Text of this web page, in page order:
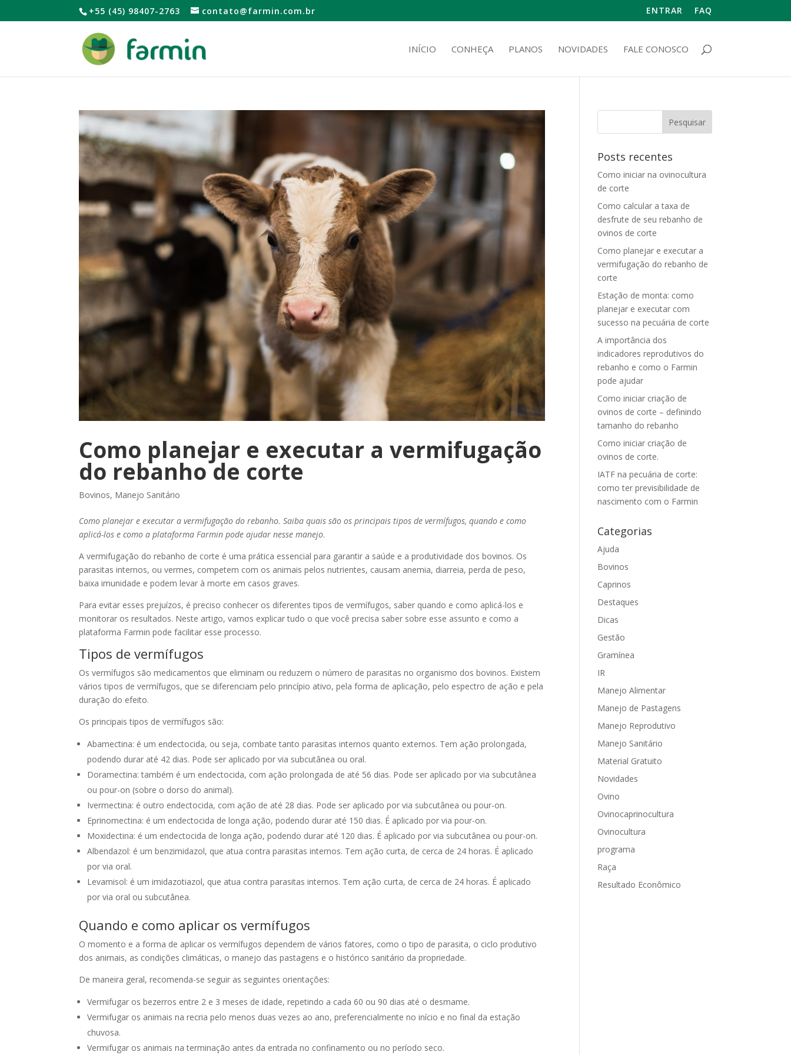
+55 (45) 98407-2763 contato@farmin.com.br ENTRAR FAQ
INÍCIO CONHEÇA PLANOS NOVIDADES FALE CONOSCO
Como planejar e executar a vermifugação
do rebanho de corte
Bovinos, Manejo Sanitário
Como planejar e executar a vermifugação do rebanho. Saiba quais são os principais tipos de vermífugos, quando e como
aplicá-los e como a plataforma Farmin pode ajudar nesse manejo.
A vermifugação do rebanho de corte é uma prática essencial para garantir a saúde e a produtividade dos bovinos. Os
parasitas internos, ou vermes, competem com os animais pelos nutrientes, causam anemia, diarreia, perda de peso,
baixa imunidade e podem levar à morte em casos graves.
Para evitar esses prejuízos, é preciso conhecer os diferentes tipos de vermífugos, saber quando e como aplicá-los e
monitorar os resultados. Neste artigo, vamos explicar tudo o que você precisa saber sobre esse assunto e como a
plataforma Farmin pode facilitar esse processo.
Tipos de vermífugos
Os vermífugos são medicamentos que eliminam ou reduzem o número de parasitas no organismo dos bovinos. Existem
vários tipos de vermífugos, que se diferenciam pelo princípio ativo, pela forma de aplicação, pelo espectro de ação e pela
duração do efeito.
Os principais tipos de vermífugos são:
Abamectina: é um endectocida, ou seja, combate tanto parasitas internos quanto externos. Tem ação prolongada,
podendo durar até 42 dias. Pode ser aplicado por via subcutânea ou oral.
Doramectina: também é um endectocida, com ação prolongada de até 56 dias. Pode ser aplicado por via subcutânea
ou pour-on (sobre o dorso do animal).
Ivermectina: é outro endectocida, com ação de até 28 dias. Pode ser aplicado por via subcutânea ou pour-on.
Eprinomectina: é um endectocida de longa ação, podendo durar até 150 dias. É aplicado por via pour-on.
Moxidectina: é um endectocida de longa ação, podendo durar até 120 dias. É aplicado por via subcutânea ou pour-on.
Albendazol: é um benzimidazol, que atua contra parasitas internos. Tem ação curta, de cerca de 24 horas. É aplicado
por via oral.
Levamisol: é um imidazotiazol, que atua contra parasitas internos. Tem ação curta, de cerca de 24 horas. É aplicado
por via oral ou subcutânea.
Quando e como aplicar os vermífugos
O momento e a forma de aplicar os vermífugos dependem de vários fatores, como o tipo de parasita, o ciclo produtivo
dos animais, as condições climáticas, o manejo das pastagens e o histórico sanitário da propriedade.
De maneira geral, recomenda-se seguir as seguintes orientações:
Vermifugar os bezerros entre 2 e 3 meses de idade, repetindo a cada 60 ou 90 dias até o desmame.
Vermifugar os animais na recria pelo menos duas vezes ao ano, preferencialmente no início e no final da estação
chuvosa.
Vermifugar os animais na terminação antes da entrada no confinamento ou no período seco.
Posts recentes
Como iniciar na ovinocultura
de corte
Como calcular a taxa de
desfrute de seu rebanho de
ovinos de corte
Como planejar e executar a
vermifugação do rebanho de
corte
Estação de monta: como
planejar e executar com
sucesso na pecuária de corte
A importância dos
indicadores reprodutivos do
rebanho e como o Farmin
pode ajudar
Como iniciar criação de
ovinos de corte – definindo
tamanho do rebanho
Como iniciar criação de
ovinos de corte.
IATF na pecuária de corte:
como ter previsibilidade de
nascimento com o Farmin
Categorias
Ajuda
Bovinos
Caprinos
Destaques
Dicas
Gestão
Gramínea
IR
Manejo Alimentar
Manejo de Pastagens
Manejo Reprodutivo
Manejo Sanitário
Material Gratuito
Novidades
Ovino
Ovinocaprinocultura
Ovinocultura
programa
Raça
Resultado Econômico